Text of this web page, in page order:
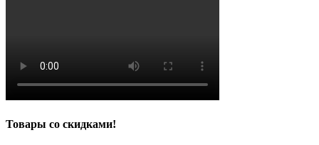
Товары со скидками!